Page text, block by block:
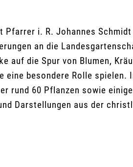
i. R. Johannes Schmidt
an die
auf die Spur von Blumen,
besondere Rolle spielen.
rund 60 Pflanzen sowie
Darstellungen aus der